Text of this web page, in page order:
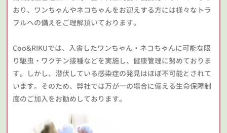
おり、ワンちゃんやネコちゃんをお迎えする方には様々なトラ
ブルへの備えをご理解頂いております。
Coo&RIKUでは、入舎したワンちゃん・ネコちゃんに可能な限
り駆虫・ワクチン接種などを実施し、健康管理に努めておりま
す。しかし、潜伏している感染症の発見はほぼ不可能とされて
います。そのため、弊社では万が一の場合に備える生命保障制
度のご加入をお勧めしております。